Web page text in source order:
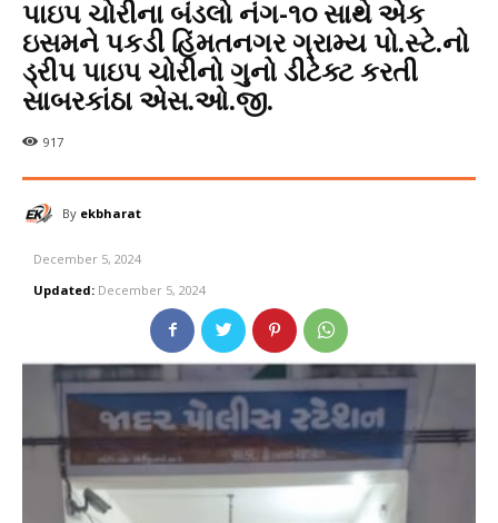
પાઇપ ચોરીના બંડલો નંગ-૧૦ સાથે એક
ઇસમને પકડી હિંમતનગર ગ્રામ્ય પો.સ્ટે.નો
ડ્રીપ પાઇપ ચોરીનો ગુનો ડીટેક્ટ કરતી
સાબરકાંઠા એસ.ઓ.જી.
917
By ekbharat
December 5, 2024
Updated: December 5, 2024